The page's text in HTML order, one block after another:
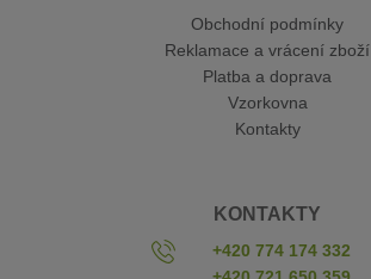
Obchodní podmínky
Reklamace a vrácení zboží
Platba a doprava
Vzorkovna
Kontakty
KONTAKTY
+420 774 174 332